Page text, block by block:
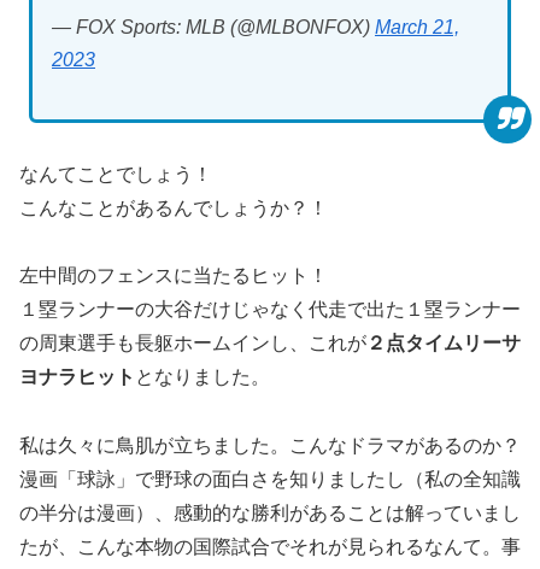
— FOX Sports: MLB (@MLBONFOX) March 21,
2023
なんてことでしょう！
こんなことがあるんでしょうか？！
左中間のフェンスに当たるヒット！
１塁ランナーの大谷だけじゃなく代走で出た１塁ランナー
の周東選手も長躯ホームインし、これが ２点タイムリーサ
ヨナラヒット となりました。
私は久々に鳥肌が立ちました。こんなドラマがあるのか？
漫画「球詠」で野球の面白さを知りましたし（私の全知識
の半分は漫画）、感動的な勝利があることは解っていまし
たが、こんな本物の国際試合でそれが見られるなんて。事